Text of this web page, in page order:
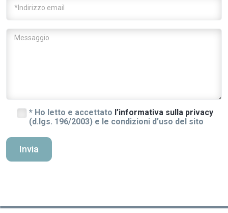
* Ho letto e accettato l’informativa sulla privacy
(d.lgs. 196/2003) e le condizioni d’uso del sito